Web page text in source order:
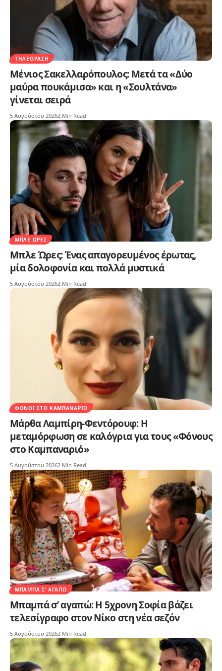
ΤΗΛΕΌΡΑΣΗ
Μένιος Σακελλαρόπουλος: Μετά τα «Δύο
μαύρα πουκάμισα» και η «Σουλτάνα»
γίνεται σειρά
5 Αυγούστου 20262 Min Read
ΜΠΛΕ ΏΡΕΣ
Μπλε Ώρες: Ένας απαγορευμένος έρωτας,
μία δολοφονία και πολλά μυστικά
5 Αυγούστου 20262 Min Read
ΦΌΝΟΙ ΣΤΟ ΚΑΜΠΑΝΑΡΙΌ
Μάρθα Λαμπίρη-Φεντόρουφ: Η
μεταμόρφωση σε καλόγρια για τους «Φόνους
στο Καμπαναριό»
5 Αυγούστου 20262 Min Read
ΜΠΑΜΠΆ Σ’ ΑΓΑΠΏ
Μπαμπά σ’ αγαπώ: Η 5χρονη Σοφία βάζει
τελεσίγραφο στον Νίκο στη νέα σεζόν
5 Αυγούστου 20262 Min Read